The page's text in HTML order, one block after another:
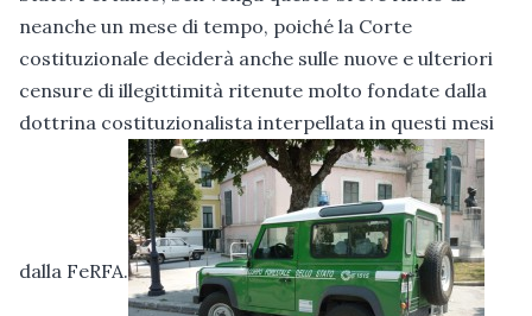
neanche un mese di tempo, poiché la Corte
costituzionale deciderà anche sulle nuove e ulteriori
censure di illegittimità ritenute molto fondate dalla
dottrina costituzionalista interpellata in questi mesi
dalla FeRFA.